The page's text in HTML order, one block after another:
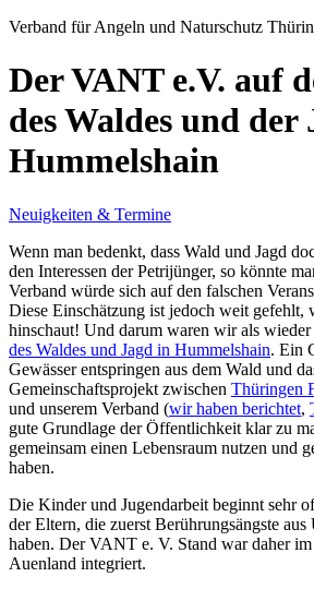
Verband für Angeln und Naturschutz
Der VANT e.V. auf
des Waldes und der
Hummelshain
Neuigkeiten & Termine
Wenn man bedenkt, dass Wald und Jagd
den Interessen der Petrijünger, so könnte
Verband würde sich auf den falschen
Diese Einschätzung ist jedoch weit gefehlt,
hinschaut! Und darum waren wir als
des Waldes und Jagd in Hummelshain. Ein
Gewässer entspringen aus dem Wald und
Gemeinschaftsprojekt zwischen Thüringen
und unserem Verband (wir haben berichtet,
gute Grundlage der Öffentlichkeit klar zu
gemeinsam einen Lebensraum nutzen und
haben.
Die Kinder und Jugendarbeit beginnt sehr
der Eltern, die zuerst Berührungsängste
haben. Der VANT e. V. Stand war daher
Auenland integriert.